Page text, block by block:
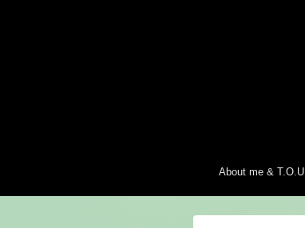
About me & T.O.U